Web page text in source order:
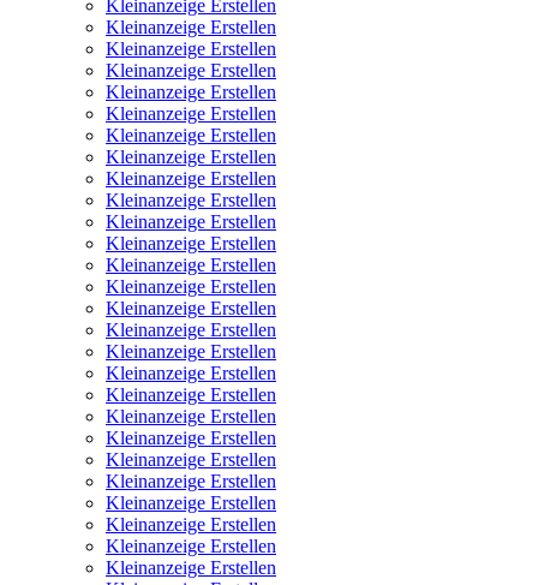
Kleinanzeige Erstellen
Kleinanzeige Erstellen
Kleinanzeige Erstellen
Kleinanzeige Erstellen
Kleinanzeige Erstellen
Kleinanzeige Erstellen
Kleinanzeige Erstellen
Kleinanzeige Erstellen
Kleinanzeige Erstellen
Kleinanzeige Erstellen
Kleinanzeige Erstellen
Kleinanzeige Erstellen
Kleinanzeige Erstellen
Kleinanzeige Erstellen
Kleinanzeige Erstellen
Kleinanzeige Erstellen
Kleinanzeige Erstellen
Kleinanzeige Erstellen
Kleinanzeige Erstellen
Kleinanzeige Erstellen
Kleinanzeige Erstellen
Kleinanzeige Erstellen
Kleinanzeige Erstellen
Kleinanzeige Erstellen
Kleinanzeige Erstellen
Kleinanzeige Erstellen
Kleinanzeige Erstellen